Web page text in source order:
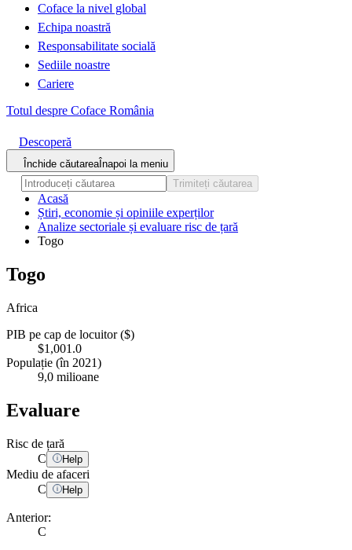
Coface la nivel global
Echipa noastră
Responsabilitate socială
Sediile noastre
Cariere
Totul despre Coface România
Descoperă
Închide căutareaÎnapoi la meniu
Trimiteți căutarea
Acasă
Știri, economie și opiniile experților
Analize sectoriale și evaluare risc de țară
Togo
Togo
Africa
PIB pe cap de locuitor ($)
$1,001.0
Populație (în 2021)
9,0 milioane
Evaluare
Risc de țară
C
Help
Mediu de afaceri
C
Help
Anterior:
C